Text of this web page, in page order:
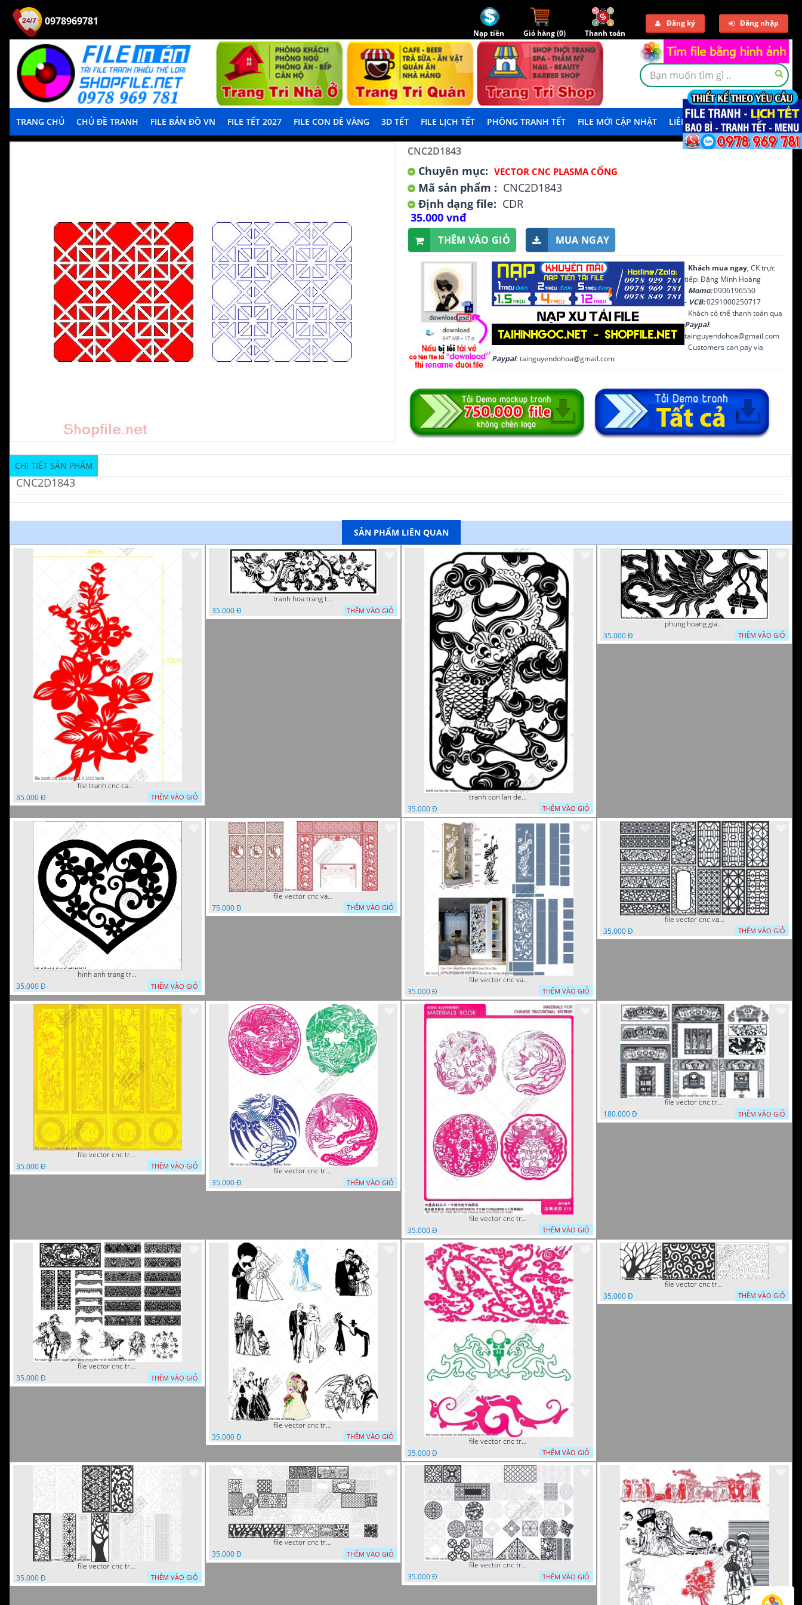
0978969781
Nạp tiền Giỏ hàng (0) Thanh toán
Đăng ký Đăng nhập
TRANG CHỦ CHỦ ĐỀ TRANH FILE BẢN ĐỒ VN FILE TẾT 2027 FILE CON DÊ VÀNG 3D TẾT FILE LỊCH TẾT PHÔNG TRANH TẾT FILE MỚI CẬP NHẬT LIÊN HỆ TẢI DEMO
CNC2D1843
Chuyên mục: VECTOR CNC PLASMA CỔNG
Mã sản phẩm : CNC2D1843
Định dạng file: CDR
35.000 vnđ
THÊM VÀO GIỎ MUA NGAY
Khách mua ngay, CK trực
tiếp: Đặng Minh Hoàng
Momo:0906196550
- VCB:0291000250717
Khách có thể thanh toán qua
Paypal:
tainguyendohoa@gmail.com
Customers can pay via
Paypal: tainguyendohoa@gmail.com
CHI TIẾT SẢN PHẨM
CNC2D1843
SẢN PHẨM LIÊN QUAN
file tranh cnc canh hoa 21 9 2022 hanh
35.000 Đ
THÊM VÀO GIỎ
tranh hoa trang tri dep mat
35.000 Đ
THÊM VÀO GIỎ
tranh con lan den trang co
35.000 Đ
THÊM VÀO GIỎ
phung hoang giao thu cnc
35.000 Đ
THÊM VÀO GIỎ
hinh anh trang tri cua so trai tim
35.000 Đ
THÊM VÀO GIỎ
file vector cnc vach tho tranh phong tho dang cap
75.000 Đ
THÊM VÀO GIỎ
file vector cnc vach ngan ket hop voi ke de do dac trong nha
35.000 Đ
THÊM VÀO GIỎ
file vector cnc vach ngan hang rao decor dac sac chua tung phung phi
35.000 Đ
THÊM VÀO GIỎ
file vector cnc tranh tu quy mau cam de chiu decor
35.000 Đ
THÊM VÀO GIỎ
file vector cnc tranh decor rong phuong
35.000 Đ
THÊM VÀO GIỎ
file vector cnc tranh decor rong phuong cuon tron dang cap
35.000 Đ
THÊM VÀO GIỎ
file vector cnc tranh decor phong tho nghe thuat dang cap
180.000 Đ
THÊM VÀO GIỎ
file vector cnc tranh decor nghe thuat phong tho va chi tiet phong tho
35.000 Đ
THÊM VÀO GIỎ
file vector cnc tranh decor co dau chu re
35.000 Đ
THÊM VÀO GIỎ
file vector cnc tranh chi tiet trang tri rong co cnc
35.000 Đ
THÊM VÀO GIỎ
file vector cnc tranh chi tiet trang tri hang rao den trang
35.000 Đ
THÊM VÀO GIỎ
file vector cnc trang tri tranh du loai
35.000 Đ
THÊM VÀO GIỎ
file vector cnc trang tri tranh decor
35.000 Đ
THÊM VÀO GIỎ
file vector cnc trang tri khoi tron tru nghe thuat
35.000 Đ
THÊM VÀO GIỎ